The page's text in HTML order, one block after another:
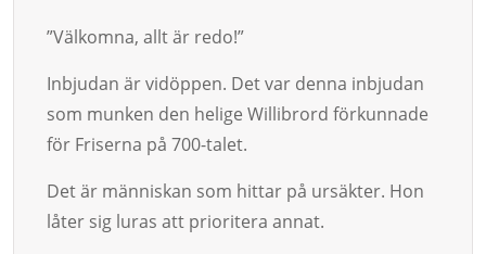
”Välkomna, allt är redo!”
Inbjudan är vidöppen. Det var denna inbjudan
som munken den helige Willi­brord förkunnade
för Friserna på 700-talet.
Det är människan som hittar på ursäkter. Hon
låter sig luras att pri­oritera annat.